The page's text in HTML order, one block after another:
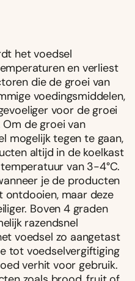
het voedsel
en verliest
die de groei van
voedingsmiddelen,
voor de groei
de groei van
mogelijk tegen te gaan,
altijd in de koelkast
van 3-4°C.
je de producten
maar deze
Boven 4 graden
razendsnel
voedsel zo aangetast
tot voedselvergiftiging
verhit voor gebruik.